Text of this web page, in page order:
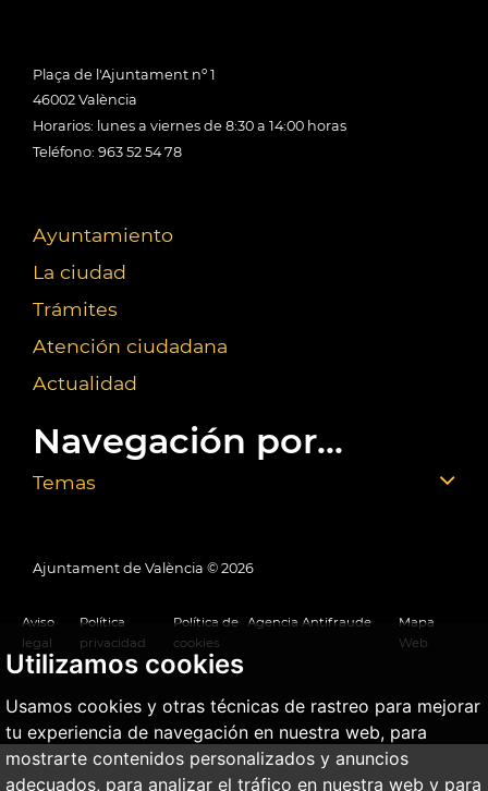
Utilizamos cookies
Usamos cookies y otras técnicas de rastreo para mejorar
tu experiencia de navegación en nuestra web, para
mostrarte contenidos personalizados y anuncios
adecuados, para analizar el tráfico en nuestra web y para
Plaça de l'Ajuntament nº 1
46002 València
Horarios: lunes a viernes de 8:30 a 14:00 horas
Teléfono: 963 52 54 78
Ayuntamiento
La ciudad
Trámites
Atención ciudadana
Actualidad
Navegación por...
Temas
Ajuntament de València © 2026
Aviso
legal
Política
privacidad
Política de
cookies
Agencia Antifraude
Mapa
Web